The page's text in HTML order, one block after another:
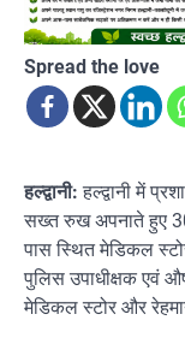
Spread the love
हल्द्वानी: हल्द्वानी में
सख्त रुख अपनाते हुए
पास स्थित मेडिकल
पुलिस उपाधीक्षक एवं
मेडिकल स्टोर और